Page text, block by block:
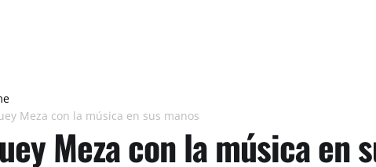
Meza con la música en sus manos
Meza con la música en